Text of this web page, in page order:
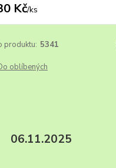
Kč/ks
produktu: 5341
oblíbených